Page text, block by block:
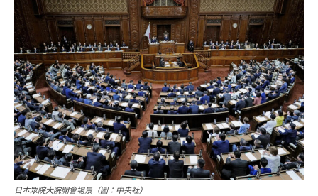
日本眾院大院開會場景（圖：中央社）